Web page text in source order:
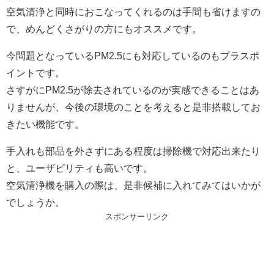
空気清浄と同時におこなってくれるのは手間も省けますの
で、めんどくさがりの方にもオススメです。
今問題となっているPM2.5にも対応しているのもプラスポ
イントです。
さすがにPM2.5が除去されているのが実感できることはあ
りませんが、今後の環境のことを考えると是非搭載してお
きたい機能です。
手入れも部品を外さずにある程度は掃除機で対応出来たり
と、ユーザビリティも高いです。
空気清浄機を購入の際は、是非候補に入れてみてはいかが
でしょうか。
スポンサーリンク